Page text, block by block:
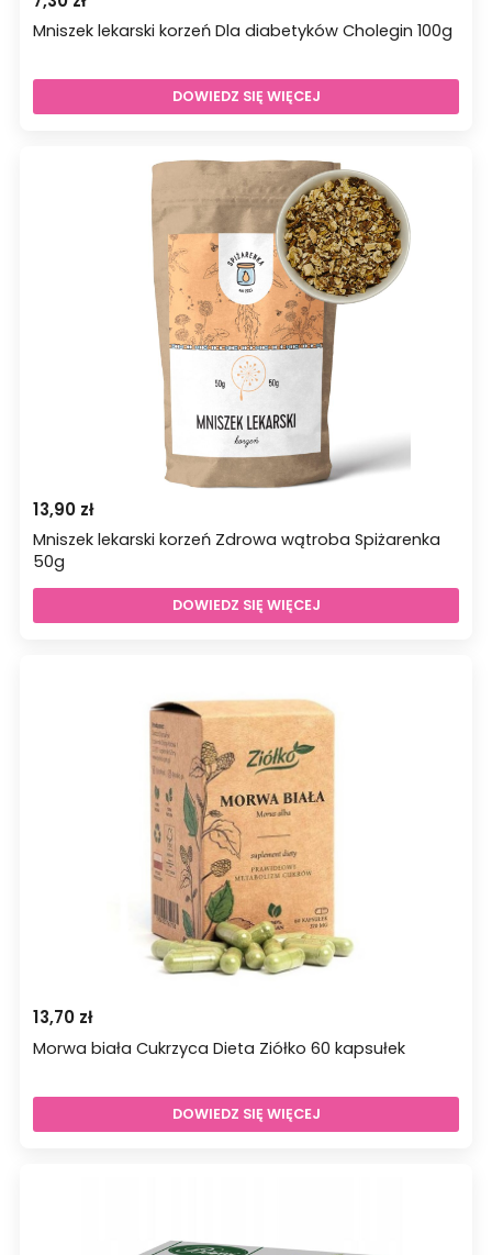
Mniszek lekarski korzeń Dla diabetyków Cholegin 100g
DOWIEDZ SIĘ WIĘCEJ
13,90 zł
Mniszek lekarski korzeń Zdrowa wątroba Spiżarenka
50g
DOWIEDZ SIĘ WIĘCEJ
13,70 zł
Morwa biała Cukrzyca Dieta Ziółko 60 kapsułek
DOWIEDZ SIĘ WIĘCEJ